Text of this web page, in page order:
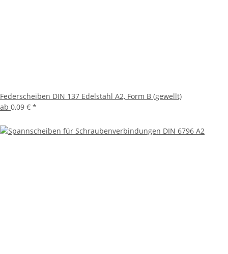
Federscheiben DIN 137 Edelstahl A2, Form B (gewellt)
ab 0,09 € *